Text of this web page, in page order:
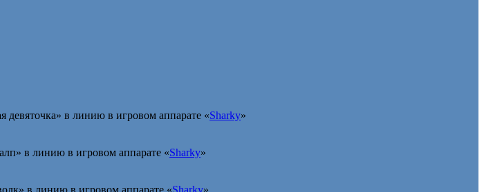
в линию в игровом аппарате «Sharky»
в линию в игровом аппарате «Sharky»
в линию в игровом аппарате «Sharky»